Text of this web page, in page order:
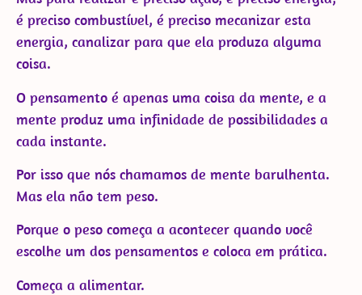
é preciso combustível, é preciso mecanizar esta
energia, canalizar para que ela produza alguma
coisa.
O pensamento é apenas uma coisa da mente, e a
mente produz uma infinidade de possibilidades a
cada instante.
Por isso que nós chamamos de mente barulhenta.
Mas ela não tem peso.
Porque o peso começa a acontecer quando você
escolhe um dos pensamentos e coloca em prática.
Começa a alimentar.